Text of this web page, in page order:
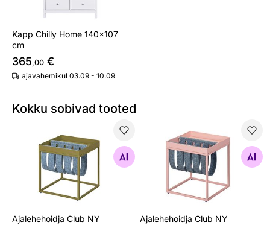
Kapp Chilly Home 140x107
cm
365,00 €
ajavahemikul 03.09 - 10.09
Kokku sobivad tooted
Ajalehehoidja Club NY
Otsi sarnaseid
Ajalehehoidja Club NY
Ajalehehoidja Club NY
Otsi sarnaseid
Ajalehehoidja Club NY